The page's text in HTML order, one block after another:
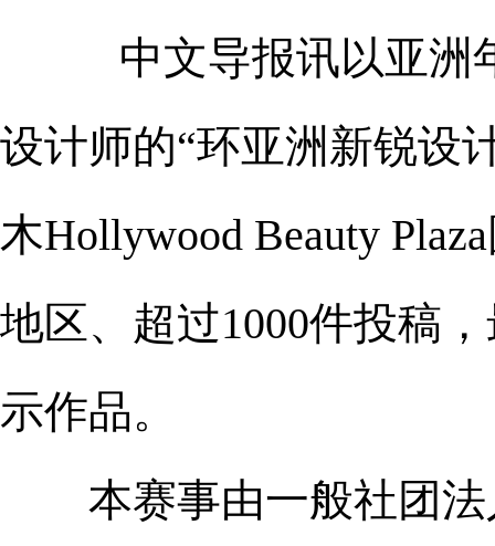
中文导报讯以亚洲
设计师的“环亚洲新锐设
木Hollywood Beauty
地区、超过1000件投稿
示作品。
本赛事由一般社团法